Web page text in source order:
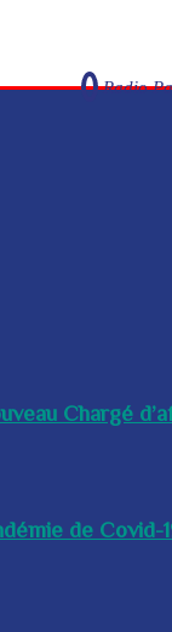
Radio
Chargé
de Covid-